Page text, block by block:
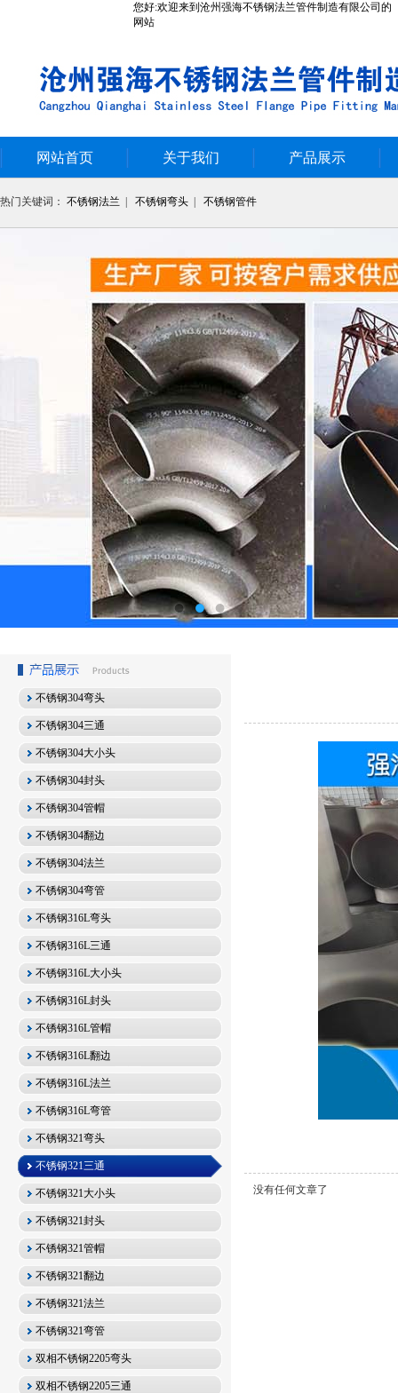
您好:欢迎来到沧州强海不锈钢法兰管件制造有限公司的
网站
网站首页 关于我们 产品展示
热门关键词： 不锈钢法兰 不锈钢弯头 不锈钢管件
不锈钢304弯头
不锈钢304三通
不锈钢304大小头
不锈钢304封头
不锈钢304管帽
不锈钢304翻边
不锈钢304法兰
不锈钢304弯管
不锈钢316L弯头
不锈钢316L三通
不锈钢316L大小头
不锈钢316L封头
不锈钢316L管帽
不锈钢316L翻边
不锈钢316L法兰
不锈钢316L弯管
不锈钢321弯头
不锈钢321三通
不锈钢321大小头
不锈钢321封头
不锈钢321管帽
不锈钢321翻边
不锈钢321法兰
不锈钢321弯管
双相不锈钢2205弯头
双相不锈钢2205三通
没有任何文章了